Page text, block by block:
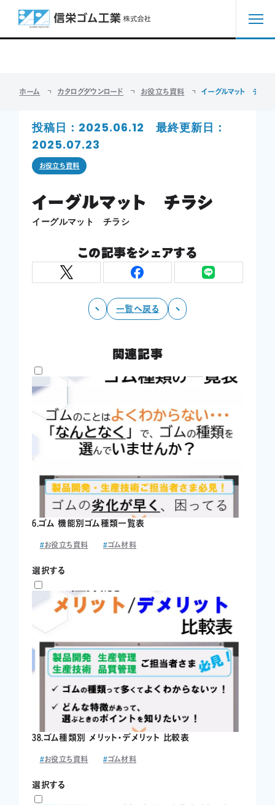
サービス紹介
解決事例
コラム
採用情報
TEL.058-389-1611
受付時間 平日8:30-17:30
ホーム カタログダウンロード お役立ち資料 イーグルマット チラシ
投稿日：2025.06.12 最終更新日：
2025.07.23
お役立ち資料
イーグルマット チラシ
イーグルマット チラシ
この記事をシェアする
一覧へ戻る
関連記事
6.ゴム 機能別ゴム種類一覧表
お役立ち資料 ゴム材料
選択する
38.ゴム種類別 メリット・デメリット 比較表
お役立ち資料 ゴム材料
選択する